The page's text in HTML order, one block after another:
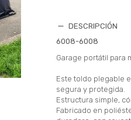
DESCRIPCIÓN
6008-6008
Garage portátil para
Este toldo plegable
segura y protegida.
Estructura simple,
Fabricado en